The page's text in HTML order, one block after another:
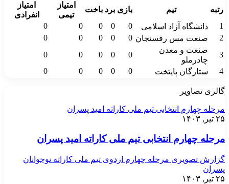
رتبه
تیم بازی برد باخت
امتیاز
تیمی
امتیاز
انفرادی
1
دانشگاه آزاد اسلامی 0
0
0
0
0
2
صنعت مس رفسنجان 0
0
0
0
0
3
صنعت و معدن
چادرملو
0
0
0
0
0
4
ستارگان پایتخت 0
0
0
0
0
گالری تصاویر
مرحله چهارم انتخابی تیم ملی کاراته امید پسران
۲۵ تیر, ۱۴۰۳
مرحله چهارم انتخابی تیم ملی کاراته امید پسران
گزارش تصویری مرحله چهارم اردوی تیم ملی کاراته نوجوانان
پسران
۲۵ تیر, ۱۴۰۳